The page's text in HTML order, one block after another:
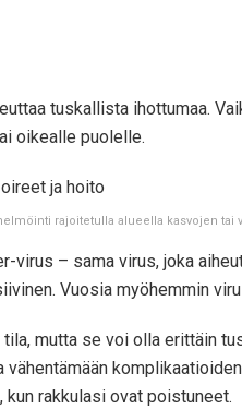
tuskallista ihottumaa.
oikealle puolelle.
rajoitetulla alueella kasvojen
virus – sama virus, joka
Vuosia myöhemmin
mutta se voi olla erittäin
kun rakkulasi ovat poistuneet.